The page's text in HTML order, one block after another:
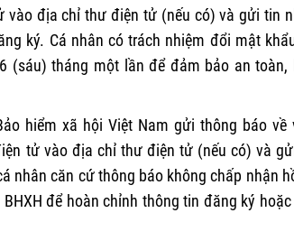
vào địa chỉ thư điện tử (nếu có) và gửi tin
ký. Cá nhân có trách nhiệm đổi mật
(sáu) tháng một lần để đảm bảo an toàn,
hiểm xã hội Việt Nam gửi thông báo về
tử vào địa chỉ thư điện tử (nếu có) và
nhân căn cứ thông báo không chấp nhận
để hoàn chỉnh thông tin đăng ký hoặc